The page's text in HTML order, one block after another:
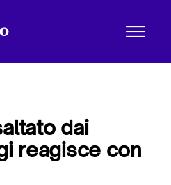
dai
reagisce con